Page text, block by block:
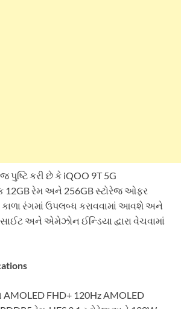
પુષ્ટિ કરી છે કે iQOO 9T 5G
12GB રેમ અને 256GB સ્ટોરેજ ઓફર
રંગમાં ઉપલબ્ધ કરાવવામાં આવશે અને
અને એમેઝોન ઈન્ડિયા દ્વારા વેચવામાં
FHD+ 120Hz AMOLED